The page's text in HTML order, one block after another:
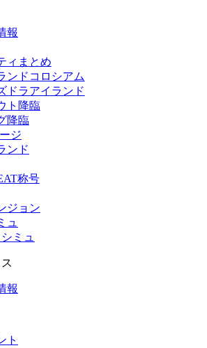
報
ィまとめ
ンドコロシアム
ドラアイランド
ト降臨
降臨
ジ
ンド
称号
ジョン
ュ
ミュ
報
ト